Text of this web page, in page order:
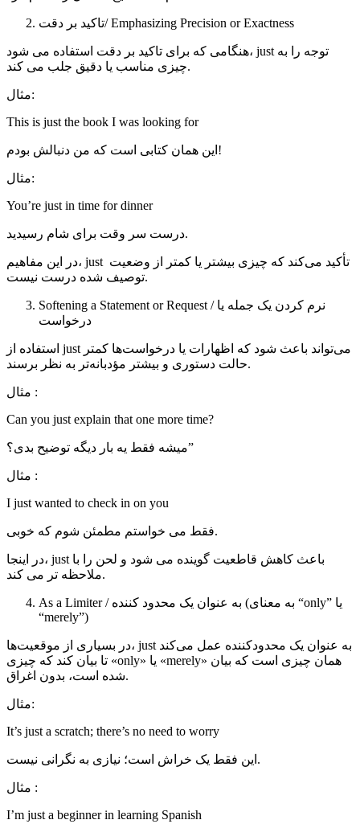
تاکید بر دقت/ Emphasizing Precision or Exactness
هنگامی که برای تاکید بر دقت استفاده می شود، just توجه را به
چیزی مناسب یا دقیق جلب می کند.
مثال:
This is just the book I was looking for
این همان کتابی است که من دنبالش بودم!
مثال:
You’re just in time for dinner
درست سر وقت برای شام رسیدید.
در این مفاهیم، just تأکید می‌کند که چیزی بیشتر یا کمتر از وضعیت
توصیف شده درست نیست.
Softening a Statement or Request / نرم کردن یک جمله یا
درخواست
استفاده از just می‌تواند باعث شود که اظهارات یا درخواست‌ها کمتر
حالت دستوری و بیشتر مؤدبانه‌تر به نظر برسند.
مثال :
Can you just explain that one more time?
میشه فقط یه بار دیگه توضیح بدی؟”
مثال :
I just wanted to check in on you
فقط می خواستم مطمئن شوم که خوبی.
در اینجا، just باعث کاهش قاطعیت گوینده می شود و لحن را با
ملاحظه تر می کند.
As a Limiter / به عنوان یک محدود کننده (به معنای “only” یا
“merely”)
در بسیاری از موقعیت‌ها، just به عنوان یک محدودکننده عمل می‌کند
تا بیان کند که چیزی «only» یا «merely» همان چیزی است که بیان
شده است، بدون اغراق.
مثال:
It’s just a scratch; there’s no need to worry
این فقط یک خراش است؛ نیازی به نگرانی نیست.
مثال :
I’m just a beginner in learning Spanish